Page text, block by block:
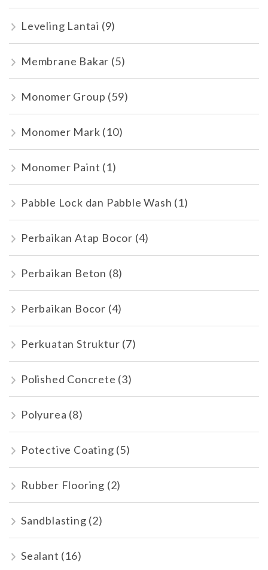
Leveling Lantai (9)
Membrane Bakar (5)
Monomer Group (59)
Monomer Mark (10)
Monomer Paint (1)
Pabble Lock dan Pabble Wash (1)
Perbaikan Atap Bocor (4)
Perbaikan Beton (8)
Perbaikan Bocor (4)
Perkuatan Struktur (7)
Polished Concrete (3)
Polyurea (8)
Potective Coating (5)
Rubber Flooring (2)
Sandblasting (2)
Sealant (16)